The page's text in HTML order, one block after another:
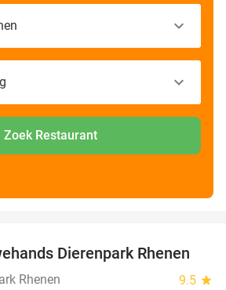
Zoek Restaurant
19%
Dierenpark Rhenen
Rhenen 9.5 star